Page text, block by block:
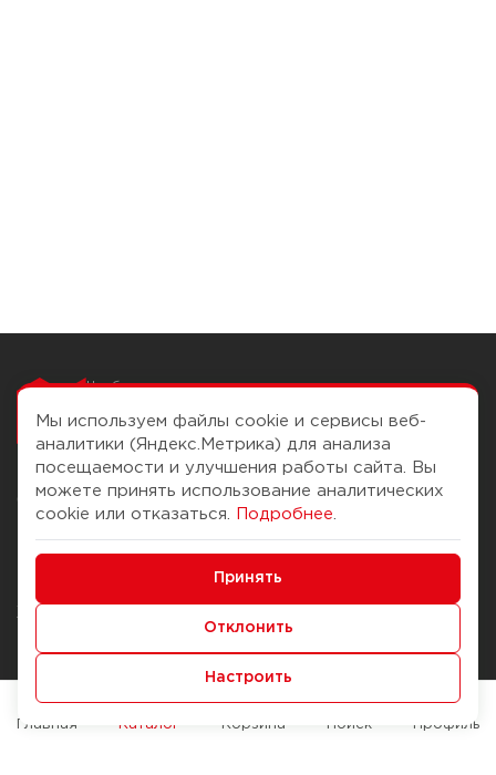
Чтобы вам легко
О компании
История Компании
Журнал
Наши марки
Брендирование
Помощь
Доставка и оплата
Способы оплаты
Служба контроля качества
Мы используем файлы cookie и сервисы веб-
аналитики (Яндекс.Метрика) для анализа
посещаемости и улучшения работы сайта. Вы
можете принять использование аналитических
cookie или отказаться.
Подробнее
Принять
Отклонить
Настроить
Главная Каталог Корзина Поиск Профиль